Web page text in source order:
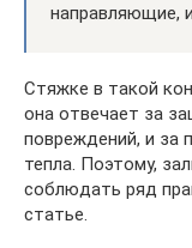
направляющие,
Стяжке в такой
она отвечает за
повреждений, и за
тепла. Поэтому,
соблюдать ряд
статье.